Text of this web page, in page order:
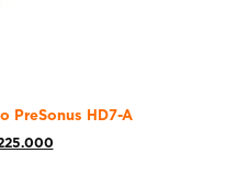
PreSonus HD7-A